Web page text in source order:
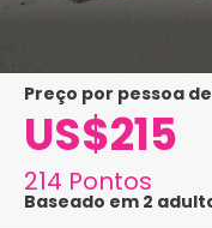
preço por pessoa
US$215
214 Pontos
Baseado em 2